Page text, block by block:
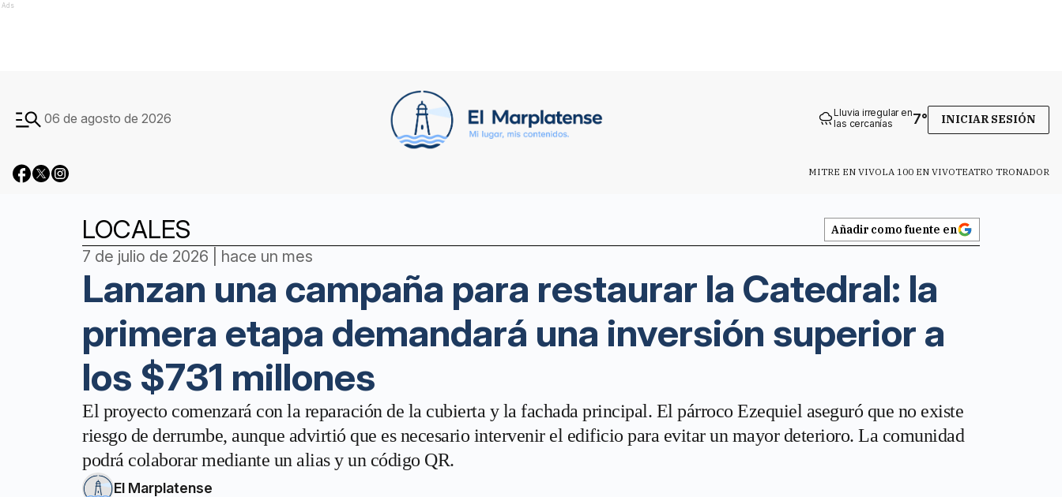
Ads
06 de agosto de 2026
Lluvia irregular en
las cercanías
7° INICIAR SESIÓN
MITRE EN VIVOLA 100 EN VIVOTEATRO TRONADOR
LOCALES Añadir como fuente en
7 de julio de 2026 | hace un mes
Lanzan una campaña para restaurar la Catedral: la
primera etapa demandará una inversión superior a
los $731 millones
El proyecto comenzará con la reparación de la cubierta y la fachada principal. El párroco Ezequiel aseguró que no existe
riesgo de derrumbe, aunque advirtió que es necesario intervenir el edificio para evitar un mayor deterioro. La comunidad
podrá colaborar mediante un alias y un código QR.
El Marplatense